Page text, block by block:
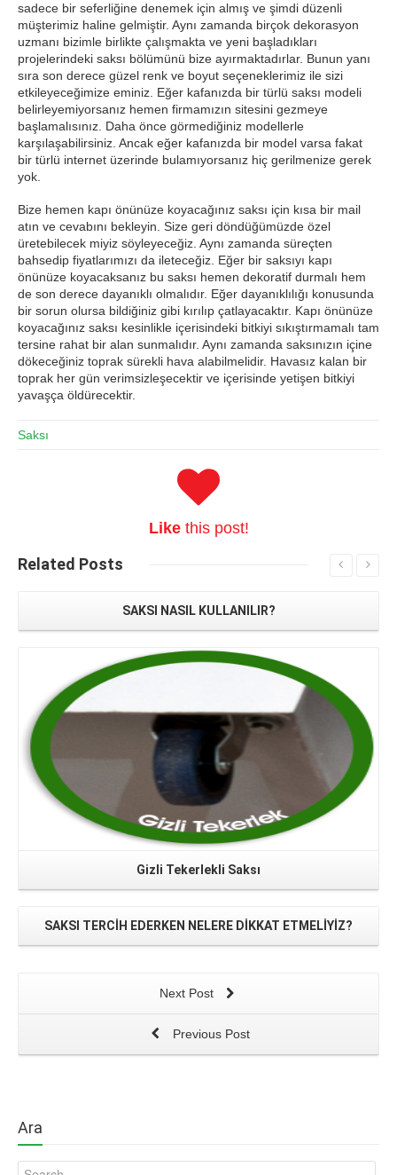
sadece bir seferliğine denemek için almış ve şimdi düzenli
müşterimiz haline gelmiştir. Aynı zamanda birçok dekorasyon
uzmanı bizimle birlikte çalışmakta ve yeni başladıkları
projelerindeki saksı bölümünü bize ayırmaktadırlar. Bunun yanı
sıra son derece güzel renk ve boyut seçeneklerimiz ile sizi
etkileyeceğimize eminiz. Eğer kafanızda bir türlü saksı modeli
belirleyemiyorsanız hemen firmamızın sitesini gezmeye
başlamalısınız. Daha önce görmediğiniz modellerle
karşılaşabilirsiniz. Ancak eğer kafanızda bir model varsa fakat
bir türlü internet üzerinde bulamıyorsanız hiç gerilmenize gerek
yok.
Bize hemen kapı önünüze koyacağınız saksı için kısa bir mail
atın ve cevabını bekleyin. Size geri döndüğümüzde özel
üretebilecek miyiz söyleyeceğiz. Aynı zamanda süreçten
bahsedip fiyatlarımızı da ileteceğiz. Eğer bir saksıyı kapı
önünüze koyacaksanız bu saksı hemen dekoratif durmalı hem
de son derece dayanıklı olmalıdır. Eğer dayanıklılığı konusunda
bir sorun olursa bildiğiniz gibi kırılıp çatlayacaktır. Kapı önünüze
koyacağınız saksı kesinlikle içerisindeki bitkiyi sıkıştırmamalı tam
tersine rahat bir alan sunmalıdır. Aynı zamanda saksınızın içine
dökeceğiniz toprak sürekli hava alabilmelidir. Havasız kalan bir
toprak her gün verimsizleşecektir ve içerisinde yetişen bitkiyi
yavaşça öldürecektir.
Saksı
Likethis post!
Related Posts
SAKSI NASIL KULLANILIR?
Read More
Gizli Tekerlekli Saksı
SAKSI TERCİH EDERKEN NELERE DİKKAT ETMELİYİZ?
Next Post
Previous Post
Ara